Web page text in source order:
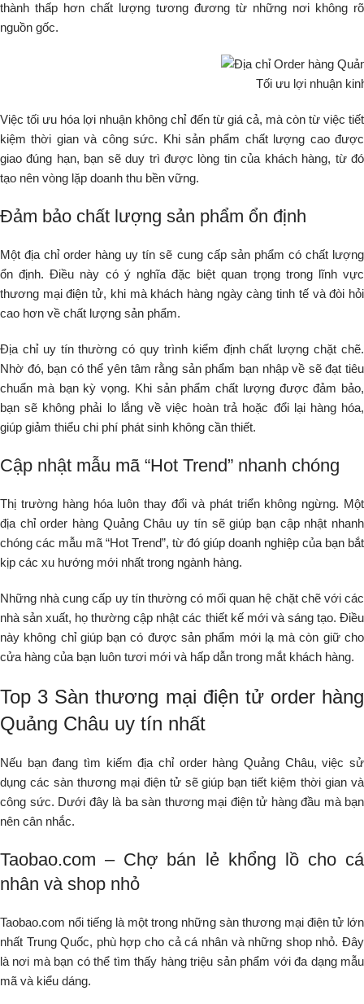
thành thấp hơn chất lượng tương đương từ những nơi không rõ
nguồn gốc.
Tối ưu lợi nhuận
Việc tối ưu hóa lợi nhuận không chỉ đến từ giá cả, mà còn từ việc tiết
kiệm thời gian và công sức. Khi sản phẩm chất lượng cao được
giao đúng hạn, bạn sẽ duy trì được lòng tin của khách hàng, từ đó
tạo nên vòng lặp doanh thu bền vững.
Đảm bảo chất lượng sản phẩm ổn định
Một địa chỉ order hàng uy tín sẽ cung cấp sản phẩm có chất lượng
ổn định. Điều này có ý nghĩa đặc biệt quan trọng trong lĩnh vực
thương mại điện tử, khi mà khách hàng ngày càng tinh tế và đòi hỏi
cao hơn về chất lượng sản phẩm.
Địa chỉ uy tín thường có quy trình kiểm định chất lượng chặt chẽ.
Nhờ đó, bạn có thể yên tâm rằng sản phẩm bạn nhập về sẽ đạt tiêu
chuẩn mà bạn kỳ vọng. Khi sản phẩm chất lượng được đảm bảo,
bạn sẽ không phải lo lắng về việc hoàn trả hoặc đổi lại hàng hóa,
giúp giảm thiểu chi phí phát sinh không cần thiết.
Cập nhật mẫu mã “Hot Trend” nhanh chóng
Thị trường hàng hóa luôn thay đổi và phát triển không ngừng. Một
địa chỉ order hàng Quảng Châu uy tín sẽ giúp bạn cập nhật nhanh
chóng các mẫu mã “Hot Trend”, từ đó giúp doanh nghiệp của bạn bắt
kịp các xu hướng mới nhất trong ngành hàng.
Những nhà cung cấp uy tín thường có mối quan hệ chặt chẽ với các
nhà sản xuất, họ thường cập nhật các thiết kế mới và sáng tạo. Điều
này không chỉ giúp bạn có được sản phẩm mới lạ mà còn giữ cho
cửa hàng của bạn luôn tươi mới và hấp dẫn trong mắt khách hàng.
Top 3 Sàn thương mại điện tử order hàng
Quảng Châu uy tín nhất
Nếu bạn đang tìm kiếm địa chỉ order hàng Quảng Châu, việc sử
dụng các sàn thương mại điện tử sẽ giúp bạn tiết kiệm thời gian và
công sức. Dưới đây là ba sàn thương mại điện tử hàng đầu mà bạn
nên cân nhắc.
Taobao.com – Chợ bán lẻ khổng lồ cho cá
nhân và shop nhỏ
Taobao.com nổi tiếng là một trong những sàn thương mại điện tử lớn
nhất Trung Quốc, phù hợp cho cả cá nhân và những shop nhỏ. Đây
là nơi mà bạn có thể tìm thấy hàng triệu sản phẩm với đa dạng mẫu
mã và kiểu dáng.